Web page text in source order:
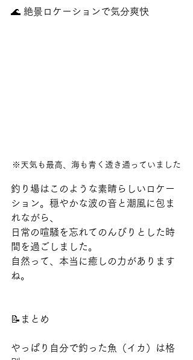
🌊 絶景ロケーションで気分爽快
※天気も最高、海も青く透き通っていました
釣り場はこのような素晴らしいロケー
ション。穏やかな波の音と潮風に包ま
れながら、
日常の喧騒を忘れてのんびりとした時
間を過ごしました。
自然って、本当に癒しの力があります
ね。
📝まとめ
やっぱり自分で釣った魚（イカ）は格